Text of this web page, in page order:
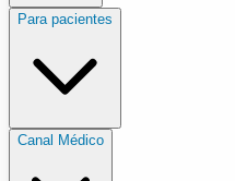
Para pacientes
Canal Médico